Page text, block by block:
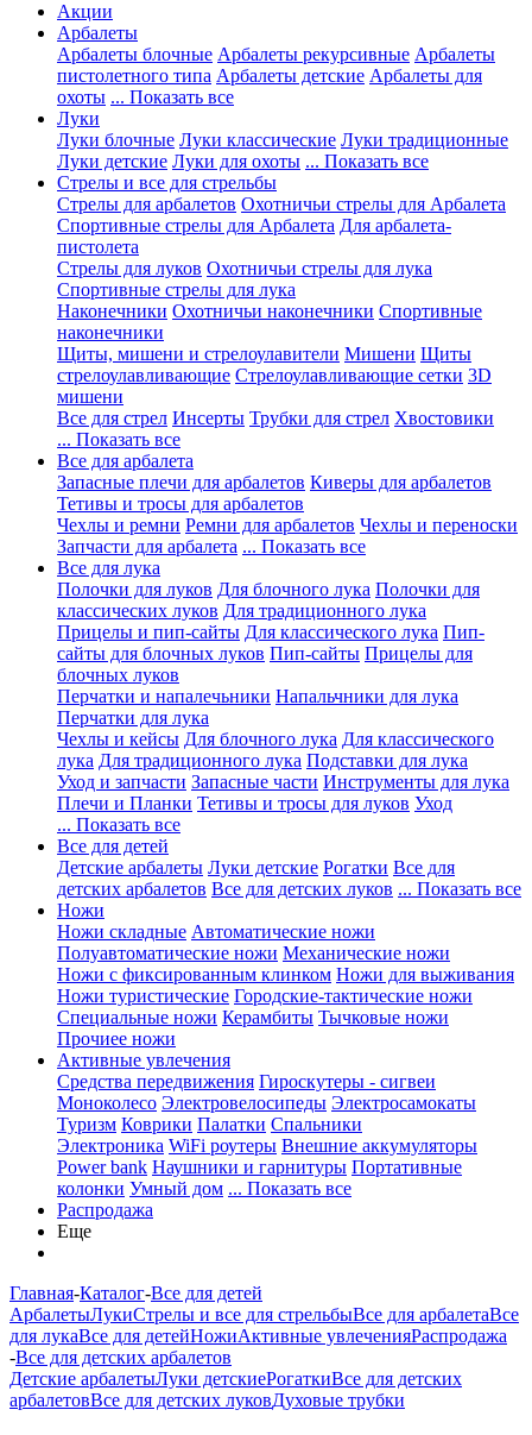
Акции
Арбалеты
Арбалеты блочные Арбалеты рекурсивные Арбалеты
пистолетного типа Арбалеты детские Арбалеты для
охоты ... Показать все
Луки
Луки блочные Луки классические Луки традиционные
Луки детские Луки для охоты ... Показать все
Стрелы и все для стрельбы
Стрелы для арбалетов Охотничьи стрелы для Арбалета
Спортивные стрелы для Арбалета Для арбалета-
пистолета
Стрелы для луков Охотничьи стрелы для лука
Спортивные стрелы для лука
Наконечники Охотничьи наконечники Спортивные
наконечники
Щиты, мишени и стрелоулавители Мишени Щиты
стрелоулавливающие Стрелоулавливающие сетки 3D
мишени
Все для стрел Инсерты Трубки для стрел Хвостовики
... Показать все
Все для арбалета
Запасные плечи для арбалетов Киверы для арбалетов
Тетивы и тросы для арбалетов
Чехлы и ремни Ремни для арбалетов Чехлы и переноски
Запчасти для арбалета ... Показать все
Все для лука
Полочки для луков Для блочного лука Полочки для
классических луков Для традиционного лука
Прицелы и пип-сайты Для классического лука Пип-
сайты для блочных луков Пип-сайты Прицелы для
блочных луков
Перчатки и напалечьники Напальчники для лука
Перчатки для лука
Чехлы и кейсы Для блочного лука Для классического
лука Для традиционного лука Подставки для лука
Уход и запчасти Запасные части Инструменты для лука
Плечи и Планки Тетивы и тросы для луков Уход
... Показать все
Все для детей
Детские арбалеты Луки детские Рогатки Все для
детских арбалетов Все для детских луков ... Показать все
Ножи
Ножи складные Автоматические ножи
Полуавтоматические ножи Механические ножи
Ножи с фиксированным клинком Ножи для выживания
Ножи туристические Городские-тактические ножи
Специальные ножи Керамбиты Тычковые ножи
Прочиее ножи
Активные увлечения
Средства передвижения Гироскутеры - сигвеи
Моноколесо Электровелосипеды Электросамокаты
Туризм Коврики Палатки Спальники
Электроника WiFi роутеры Внешние аккумуляторы
Power bank Наушники и гарнитуры Портативные
колонки Умный дом ... Показать все
Распродажа
Еще
Главная-Каталог-Все для детей
АрбалетыЛукиСтрелы и все для стрельбыВсе для арбалетаВсе
для лукаВсе для детейНожиАктивные увлеченияРаспродажа
-Все для детских арбалетов
Детские арбалетыЛуки детскиеРогаткиВсе для детских
арбалетовВсе для детских луковДуховые трубки